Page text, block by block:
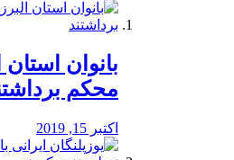
بانوان استان
محكم
اکتبر 15, 2019